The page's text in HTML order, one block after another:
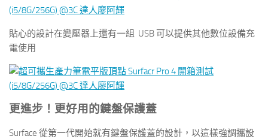
貼心的設計在變壓器上還有一組 USB 可以提供其他數位設備充
電使用
更進步！更好用的鍵盤保護蓋
Surface 從第一代開始就有鍵盤保護蓋的設計，以這樣強調攜設